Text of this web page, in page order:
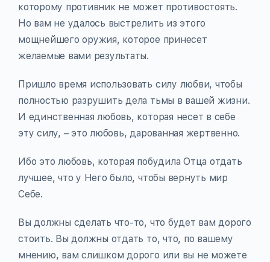
которому противник не может противостоять.
Но вам не удалось выстрелить из этого
мощнейшего оружия, которое принесет
желаемые вами результаты.
Пришло время использовать силу любви, чтобы
полностью разрушить дела тьмы в вашей жизни.
И единственная любовь, которая несет в себе
эту силу, – это любовь, дарованная жертвенно.
Ибо это любовь, которая побудила Отца отдать
лучшее, что у Него было, чтобы вернуть мир
Себе.
Вы должны сделать что-то, что будет вам дорого
стоить. Вы должны отдать то, что, по вашему
мнению, вам слишком дорого или вы не можете